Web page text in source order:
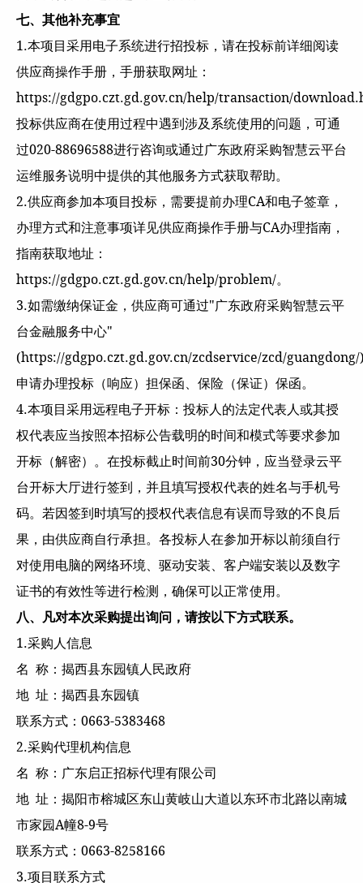
七、其他补充事宜
1.本项目采用电子系统进行招投标，请在投标前详细阅读
供应商操作手册，手册获取网址：
https://gdgpo.czt.gd.gov.cn/help/transaction/
投标供应商在使用过程中遇到涉及系统使用的问题，可通
过020-88696588进行咨询或通过广东政府采购智慧云平台
运维服务说明中提供的其他服务方式获取帮助。
2.供应商参加本项目投标，需要提前办理CA和电子签章，
办理方式和注意事项详见供应商操作手册与CA办理指南，
指南获取地址：
https://gdgpo.czt.gd.gov.cn/help/problem/。
3.如需缴纳保证金，供应商可通过"广东政府采购智慧云平
台金融服务中心"
(https://gdgpo.czt.gd.gov.cn/zcdservice/zcd/guangdong/
申请办理投标（响应）担保函、保险（保证）保函。
4.本项目采用远程电子开标：投标人的法定代表人或其授
权代表应当按照本招标公告载明的时间和模式等要求参加
开标（解密）。在投标截止时间前30分钟，应当登录云平
台开标大厅进行签到，并且填写授权代表的姓名与手机号
码。若因签到时填写的授权代表信息有误而导致的不良后
果，由供应商自行承担。各投标人在参加开标以前须自行
对使用电脑的网络环境、驱动安装、客户端安装以及数字
证书的有效性等进行检测，确保可以正常使用。
八、凡对本次采购提出询问，请按以下方式联系。
1.采购人信息
名 称：揭西县东园镇人民政府
地 址：揭西县东园镇
联系方式：0663-5383468
2.采购代理机构信息
名 称：广东启正招标代理有限公司
地 址：揭阳市榕城区东山黄岐山大道以东环市北路以南城
市家园A幢8-9号
联系方式：0663-8258166
3.项目联系方式